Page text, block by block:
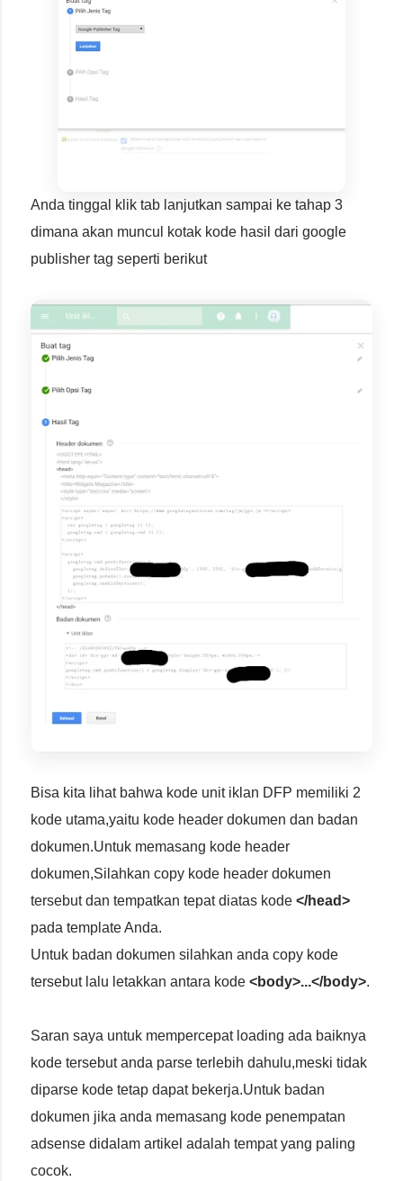
Anda tinggal klik tab lanjutkan sampai ke tahap 3
dimana akan muncul kotak kode hasil dari google
publisher tag seperti berikut
Bisa kita lihat bahwa kode unit iklan DFP memiliki 2
kode utama,yaitu kode header dokumen dan badan
dokumen.Untuk memasang kode header
dokumen,Silahkan copy kode header dokumen
tersebut dan tempatkan tepat diatas kode </head>
pada template Anda.
Untuk badan dokumen silahkan anda copy kode
tersebut lalu letakkan antara kode <body>...</body>.
Saran saya untuk mempercepat loading ada baiknya
kode tersebut anda parse terlebih dahulu,meski tidak
diparse kode tetap dapat bekerja.Untuk badan
dokumen jika anda memasang kode penempatan
adsense didalam artikel adalah tempat yang paling
cocok.